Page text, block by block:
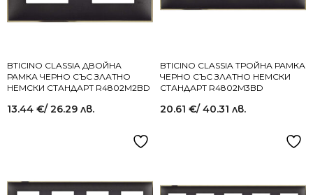
BTICINO CLASSIA ДВОЙНА
РАМКА ЧЕРНО СЪС ЗЛАТНО
НЕМСКИ СТАНДАРТ R4802M2BD
13.44 €/ 26.29 лв.
BTICINO CLASSIA ТРОЙНА РАМКА
ЧЕРНО СЪС ЗЛАТНО НЕМСКИ
СТАНДАРТ R4802M3BD
20.61 €/ 40.31 лв.